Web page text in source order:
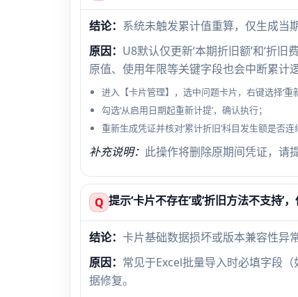
结论： 系统未触发累计值重算，仅生成当
原因： U8默认仅更新‘本期折旧额’和‘折
原值、使用年限等关键字段也会中断累计逻
进入【卡片管理】，选中问题卡片，右键选择‘重新
勾选‘从启用日期起重新计提’，确认执行；
重新生成凭证并核对‘累计折旧’科目发生额是否连
补充说明： 此操作将删除原期间凭证，请
Q 提示‘卡片不存在’或‘折旧方法不支持’
结论： 卡片基础数据损坏或版本兼容性异
原因： 常见于Excel批量导入时必填字段（
据修复。